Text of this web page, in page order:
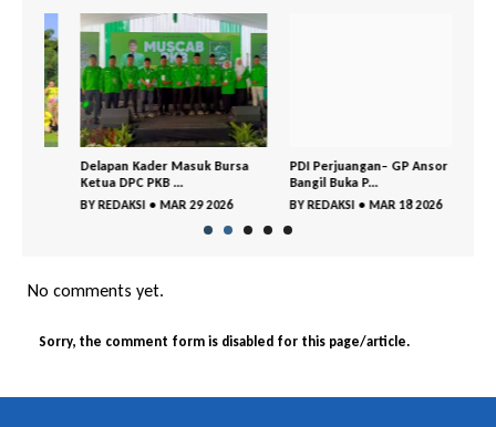
Delapan Kader Masuk Bursa
Ketua DPC PKB ...
REDAKSI •MAR 29 2026
PDI Perjuangan– GP Ansor
Bangil Buka P...
REDAKSI •MAR 18 2026
No comments yet.
Sorry, the comment form is disabled for this page/article.